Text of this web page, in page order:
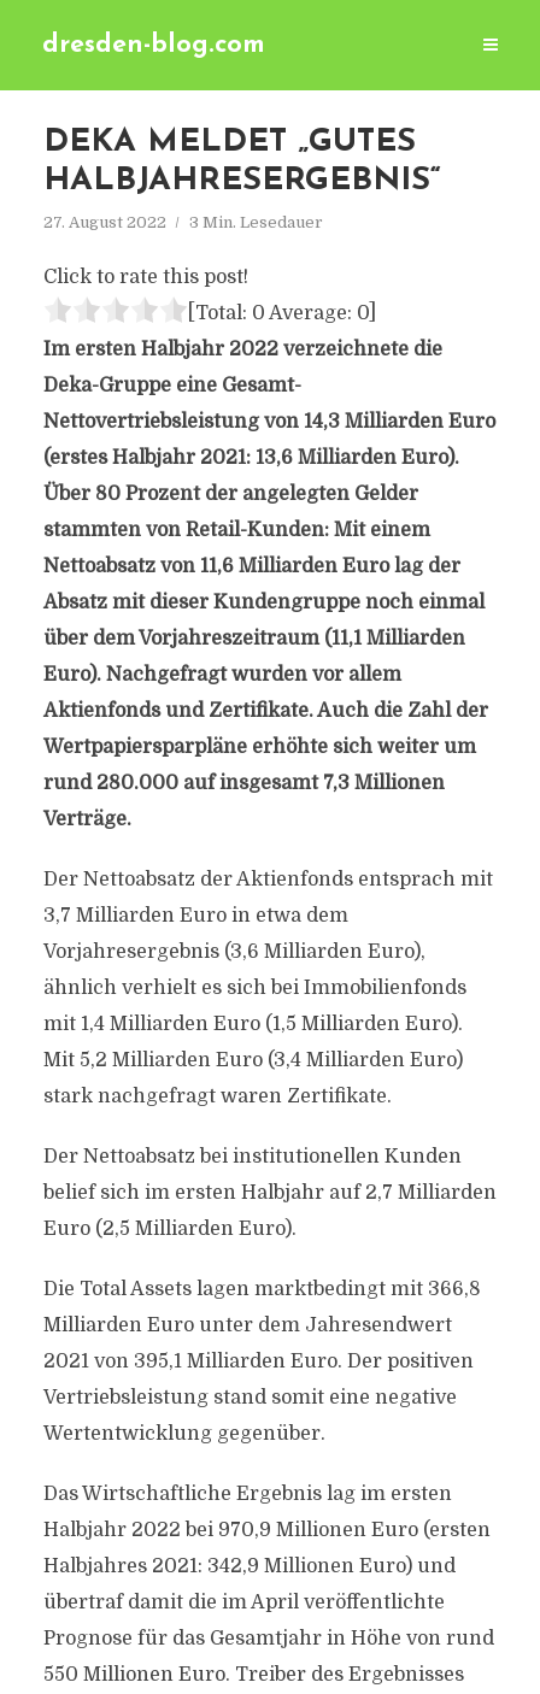
dresden-blog.com
DEKA MELDET „GUTES
HALBJAHRESERGEBNIS“
27. August 2022 3 Min. Lesedauer
Click to rate this post!
[Total: 0 Average: 0]
Im ersten Halbjahr 2022 verzeichnete die
Deka-Gruppe eine Gesamt-
Nettovertriebsleistung von 14,3 Milliarden Euro
(erstes Halbjahr 2021: 13,6 Milliarden Euro).
Über 80 Prozent der angelegten Gelder
stammten von Retail-Kunden: Mit einem
Nettoabsatz von 11,6 Milliarden Euro lag der
Absatz mit dieser Kundengruppe noch einmal
über dem Vorjahreszeitraum (11,1 Milliarden
Euro). Nachgefragt wurden vor allem
Aktienfonds und Zertifikate. Auch die Zahl der
Wertpapiersparpläne erhöhte sich weiter um
rund 280.000 auf insgesamt 7,3 Millionen
Verträge.
Der Nettoabsatz der Aktienfonds entsprach mit
3,7 Milliarden Euro in etwa dem
Vorjahresergebnis (3,6 Milliarden Euro),
ähnlich verhielt es sich bei Immobilienfonds
mit 1,4 Milliarden Euro (1,5 Milliarden Euro).
Mit 5,2 Milliarden Euro (3,4 Milliarden Euro)
stark nachgefragt waren Zertifikate.
Der Nettoabsatz bei institutionellen Kunden
belief sich im ersten Halbjahr auf 2,7 Milliarden
Euro (2,5 Milliarden Euro).
Die Total Assets lagen marktbedingt mit 366,8
Milliarden Euro unter dem Jahresendwert
2021 von 395,1 Milliarden Euro. Der positiven
Vertriebsleistung stand somit eine negative
Wertentwicklung gegenüber.
Das Wirtschaftliche Ergebnis lag im ersten
Halbjahr 2022 bei 970,9 Millionen Euro (ersten
Halbjahres 2021: 342,9 Millionen Euro) und
übertraf damit die im April veröffentlichte
Prognose für das Gesamtjahr in Höhe von rund
550 Millionen Euro. Treiber des Ergebnisses